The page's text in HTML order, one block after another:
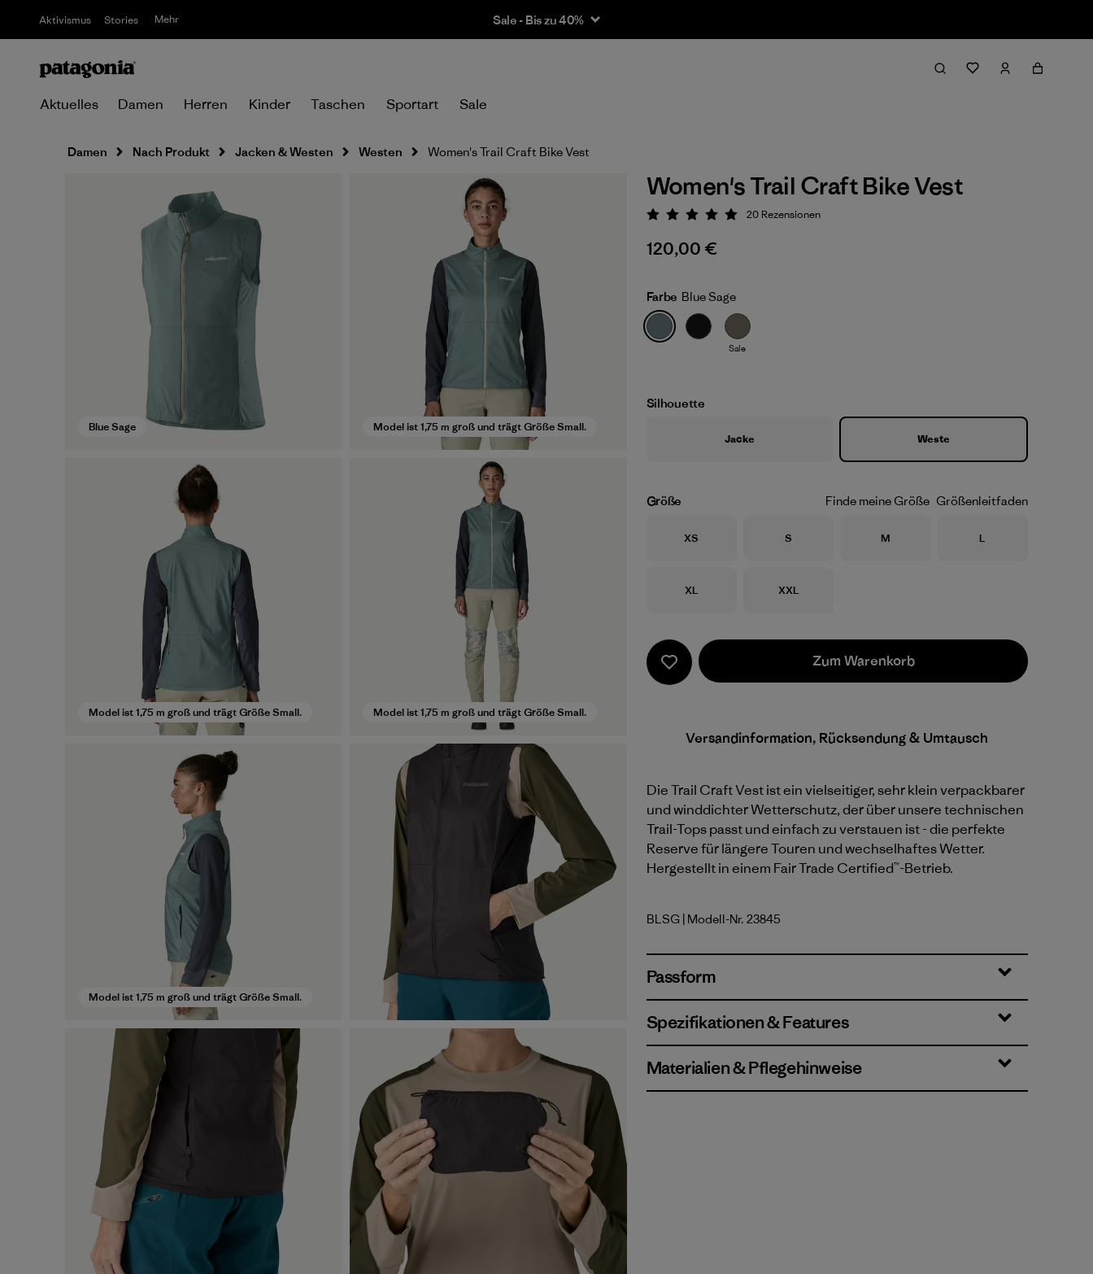
Aktivismus Stories Mehr Sale - Bis zu 40%
Aktuelles Damen Herren Kinder Taschen Sportart Sale
Damen Nach Produkt Jacken & Westen Westen Women's Trail Craft Bike Vest
Blue Sage Model ist 1,75 m groß und trägt Größe Small.
Model ist 1,75 m groß und trägt Größe Small. Model ist 1,75 m groß und trägt Größe Small.
Model ist 1,75 m groß und trägt Größe Small.
Women's Trail Craft Bike Vest
Bewertung: 5 / 5
20 Rezensionen
120,00 €
Farbe Blue Sage
Sale
Silhouette
Jacke Weste
Größe Finde meine Größe Größenleitfaden
Größe
XS Größe
S Größe
M Größe
L
Größe
XL Größe
XXL
Zum Warenkorb
Versandinformation, Rücksendung & Umtausch
Die Trail Craft Vest ist ein vielseitiger, sehr klein verpackbarer
und winddichter Wetterschutz, der über unsere technischen
Trail-Tops passt und einfach zu verstauen ist - die perfekte
Reserve für längere Touren und wechselhaftes Wetter.
Hergestellt in einem Fair Trade Certified™-Betrieb.
Blue Sage
BLSG | Modell-Nr. 23845
Passform
Spezifikationen & Features
Materialien & Pflegehinweise